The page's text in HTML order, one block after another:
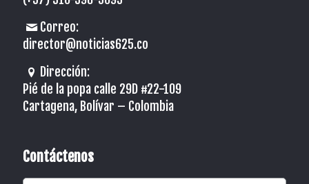
Correo:
director@noticias625.co
Dirección:
Pié de la popa calle 29D #22-109
Cartagena, Bolívar – Colombia
Contáctenos